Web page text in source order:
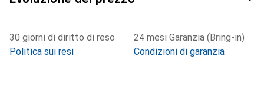
30 giorni di diritto di reso
Politica sui resi
24 mesi Garanzia (Bring-in)
Condizioni di garanzia